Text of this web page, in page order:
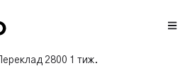
Переклад 2800 1 тиж.